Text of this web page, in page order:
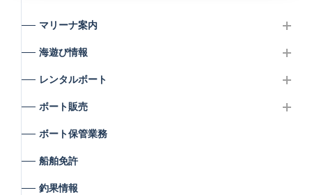
マリーナ案内
海遊び情報
レンタルボート
ボート販売
ボート保管業務
船舶免許
釣果情報